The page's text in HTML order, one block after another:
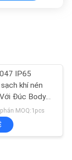
IP65
khí nén
Đúc Body
MOQ:1pcs